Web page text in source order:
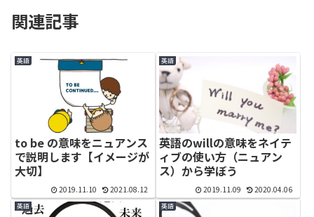
関連記事
英語
to be の意味をニュアンス
で説明します【イメージが
大切】
2019.11.10 2021.08.12
英語
英語のwillの意味をネイテ
ィブの使い方（ニュアン
ス）から学ぼう
2019.11.09 2020.04.06
英語 英語